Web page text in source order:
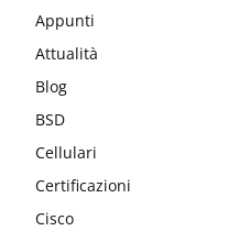
Appunti
Attualità
Blog
BSD
Cellulari
Certificazioni
Cisco